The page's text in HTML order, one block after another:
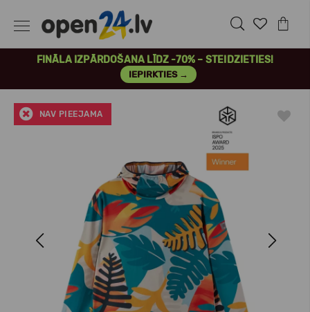
FINĀLA IZPĀRDOŠANA LĪDZ -70% – STEIDZIETIES!
IEPIRKTIES →
Previous Next
NAV PIEEJAMA